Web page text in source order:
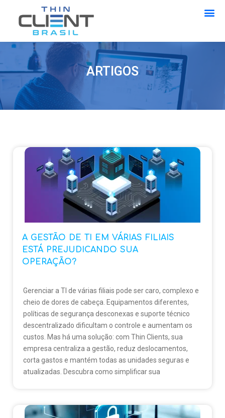
ARTIGOS
A GESTÃO DE TI EM VÁRIAS FILIAIS
ESTÁ PREJUDICANDO SUA
OPERAÇÃO?
Gerenciar a TI de várias filiais pode ser caro, complexo e
cheio de dores de cabeça. Equipamentos diferentes,
políticas de segurança desconexas e suporte técnico
descentralizado dificultam o controle e aumentam os
custos. Mas há uma solução: com Thin Clients, sua
empresa centraliza a gestão, reduz deslocamentos,
corta gastos e mantém todas as unidades seguras e
atualizadas. Descubra como simplificar sua
🔗 Saiba mais em: www.thinclientbrasil.com